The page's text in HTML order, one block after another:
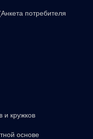
потребителя
и кружков
основе